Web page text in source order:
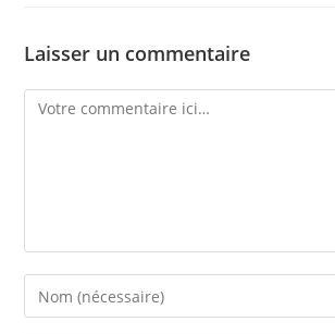
Laisser un commentaire